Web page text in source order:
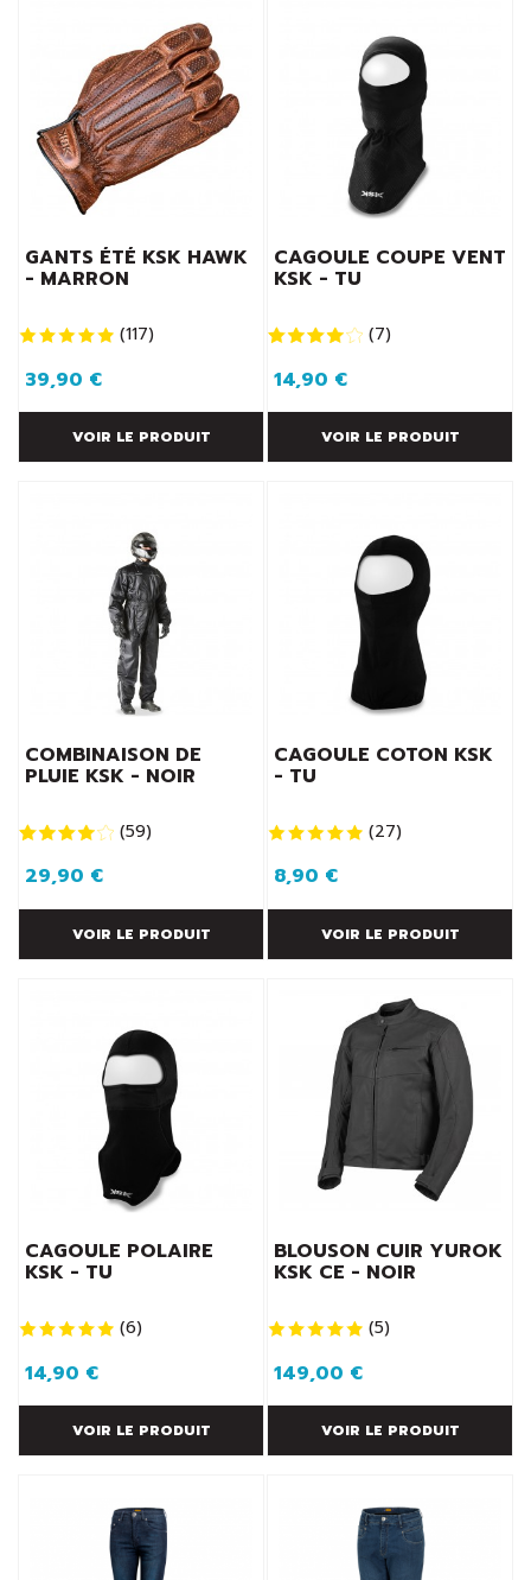
GANTS ÉTÉ KSK HAWK
- MARRON
(117)
39,90 €
VOIR LE PRODUIT
CAGOULE COUPE VENT
KSK - TU
(7)
14,90 €
VOIR LE PRODUIT
COMBINAISON DE
PLUIE KSK - NOIR
(59)
29,90 €
VOIR LE PRODUIT
CAGOULE COTON KSK
- TU
(27)
8,90 €
VOIR LE PRODUIT
CAGOULE POLAIRE
KSK - TU
(6)
14,90 €
VOIR LE PRODUIT
BLOUSON CUIR YUROK
KSK CE - NOIR
(5)
149,00 €
VOIR LE PRODUIT